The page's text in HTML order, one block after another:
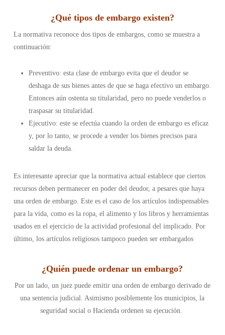
¿Qué tipos de embargo existen?
La normativa reconoce dos tipos de embargos, como se muestra a
continuación:
Preventivo: esta clase de embargo evita que el deudor se
deshaga de sus bienes antes de que se haga efectivo un embargo.
Entonces aún ostenta su titularidad, pero no puede venderlos o
traspasar su titularidad.
Ejecutivo: este se efectúa cuando la orden de embargo es eficaz
y, por lo tanto, se procede a vender los bienes precisos para
saldar la deuda.
Es interesante apreciar que la normativa actual establece que ciertos
recursos deben permanecer en poder del deudor, a pesares que haya
una orden de embargo. Este es el caso de los artículos indispensables
para la vida, como es la ropa, el alimento y los libros y herramientas
usados en el ejercicio de la actividad profesional del implicado. Por
último, los artículos religiosos tampoco pueden ser embargados
¿Quién puede ordenar un embargo?
Por un lado, un juez puede emitir una orden de embargo derivado de
una sentencia judicial. Asimismo posiblemente los municipios, la
seguridad social o Hacienda ordenen su ejecución.